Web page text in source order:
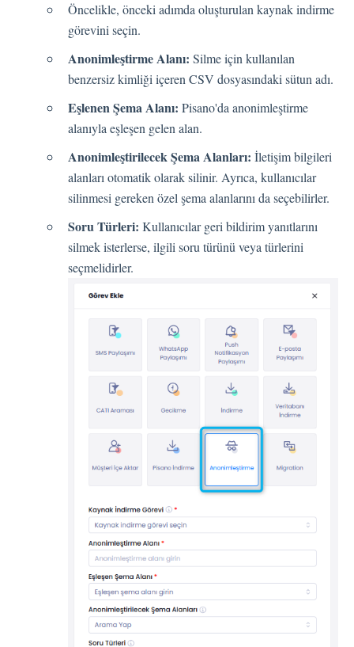
Kanallar
SMS Kanalı
Kiosk Kanalı
Web Widget Kanalı
E-Posta Kanalı
Push Notifikasyon Kanalı
İş Akışları
Kullanıcı Bildirim Ayarları (E-posta, Masaüstü, Mobil)
Organizasyonel Yapı
Öncelikle, önceki adımda oluşturulan kaynak indirme
görevini seçin.
Anonimleştirme Alanı: Silme için kullanılan
benzersiz kimliği içeren CSV dosyasındaki sütun adı.
Eşlenen Şema Alanı: Pisano'da anonimleştirme
alanıyla eşleşen gelen alan.
Anonimleştirilecek Şema Alanları: İletişim bilgileri
alanları otomatik olarak silinir. Ayrıca, kullanıcılar
silinmesi gereken özel şema alanlarını da seçebilirler.
Soru Türleri: Kullanıcılar geri bildirim yanıtlarını
silmek isterlerse, ilgili soru türünü veya türlerini
seçmelidirler.